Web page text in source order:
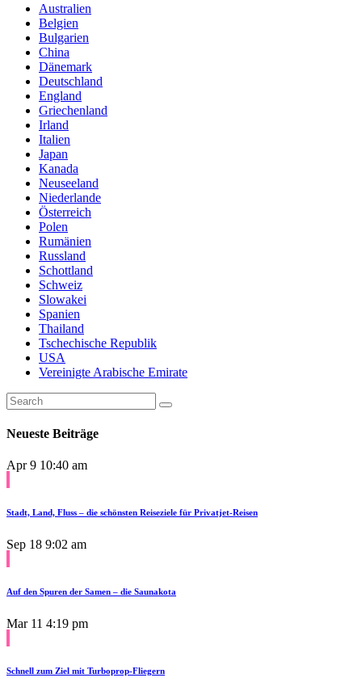
Australien
Belgien
Bulgarien
China
Dänemark
Deutschland
England
Griechenland
Irland
Italien
Japan
Kanada
Neuseeland
Niederlande
Österreich
Polen
Rumänien
Russland
Schottland
Schweiz
Slowakei
Spanien
Thailand
Tschechische Republik
USA
Vereinigte Arabische Emirate
Neueste Beiträge
Apr 9 10:40 am
Stadt, Land, Fluss – die schönsten Reiseziele für Privatjet-Reisen
Sep 18 9:02 am
Auf den Spuren der Samen – die Saunakota
Mar 11 4:19 pm
Schnell zum Ziel mit Turboprop-Fliegern